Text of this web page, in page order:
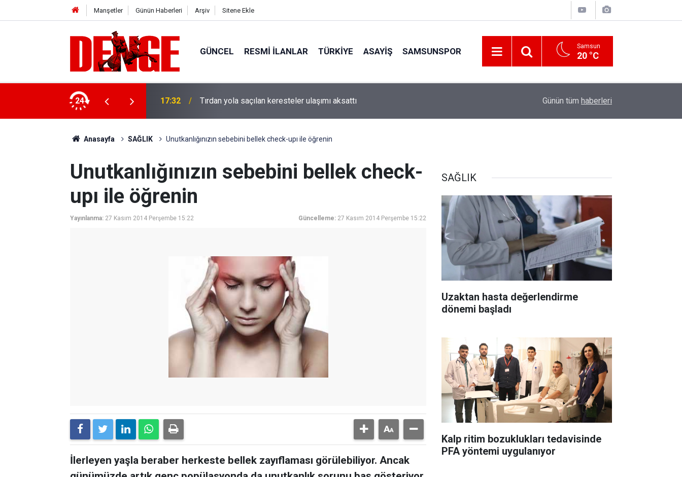
Manşetler Günün Haberleri Arşiv Sitene Ekle
GÜNCEL RESMI İLANLAR TÜRKİYE ASAYİŞ SAMSUNSPOR Samsun
20 °C
24 17:32 Tırdan yola saçılan keresteler ulaşımı aksattı Samsun'da fındık hasat ve ihraç tarihleri
Günün tüm haberleri
Anasayfa SAĞLIK Unutkanlığınızın sebebini bellek check-upı ile öğrenin
Unutkanlığınızın sebebini bellek check-
upı ile öğrenin
Yayınlanma: 27 Kasım 2014 Perşembe 15:22 Güncelleme: 27 Kasım 2014 Perşembe 15:22
İlerleyen yaşla beraber herkeste bellek zayıflaması görülebiliyor. Ancak
SAĞLIK
Uzaktan hasta değerlendirme
dönemi başladı
Kalp ritim bozuklukları tedavisinde
PFA yöntemi uygulanıyor